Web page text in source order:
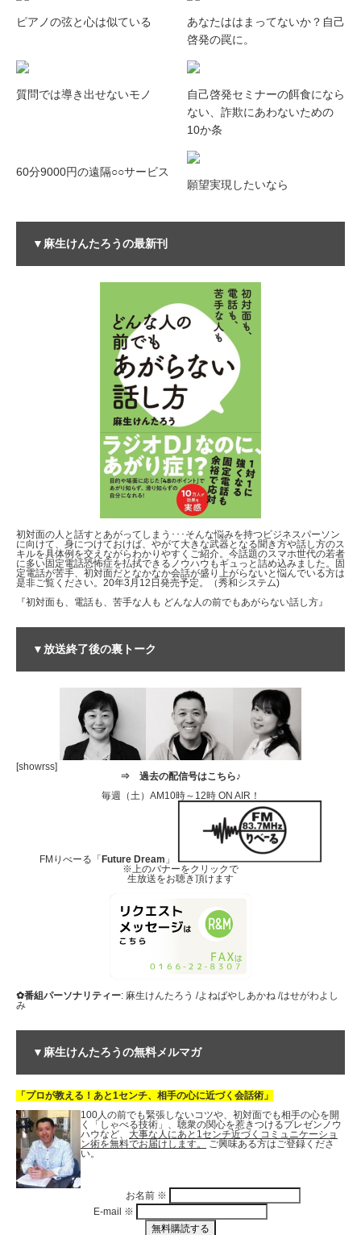
ピアノの弦と心は似ている
あなたははまってないか？自己
啓発の罠に。
質問では導き出せないモノ
自己啓発セミナーの餌食になら
ない、詐欺にあわないための
10か条
60分9000円の遠隔○○サービス
願望実現したいなら
▼麻生けんたろうの最新刊
初対面の人と話すとあがってしまう･･･そんな悩みを持つビジネスパーソン
に向けて、身につけておけば、やがて大きな武器となる聞き方や話し方のス
キルを具体例を交えながらわかりやすくご紹介。今話題のスマホ世代の若者
に多い固定電話恐怖症を払拭できるノウハウもギュっと詰め込みました。固
定電話が苦手、初対面だとなかなか会話が盛り上がらないと悩んでいる方は
是非ご覧ください。20年3月12日発売予定。（秀和システム)
『初対面も、電話も、苦手な人も どんな人の前でもあがらない話し方』
▼放送終了後の裏トーク
[showrss]
⇒ 過去の配信号はこちら♪
毎週（土）AM10時～12時 ON AIR！
FMりべーる「Future Dream 」
※上のバナーをクリックで
生放送をお聴き頂けます
✿番組パーソナリティー: 麻生けんたろう /よねばやしあかね /はせがわよし
み
▼麻生けんたろうの無料メルマガ
「プロが教える！あと1センチ、相手の心に近づく会話術」
100人の前でも緊張しないコツや、初対面でも相手の心を開
く「しゃべる技術」、聴衆の関心を惹きつけるプレゼンノウ
ハウなど、 大事な人にあと1センチ近づくコミュニケーショ
ン術を無料でお届けします。
ご興味ある方はご登録くださ
い。
お名前 ※
E-mail ※